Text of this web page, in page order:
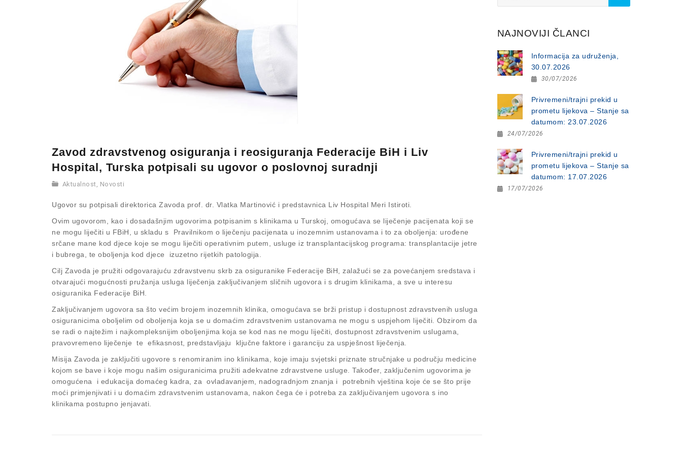
Zavod zdravstvenog osiguranja i reosiguranja Federacije BiH i Liv
Hospital, Turska potpisali su ugovor o poslovnoj suradnji
Aktualnost, Novosti
Ugovor su potpisali direktorica Zavoda prof. dr. Vlatka Martinović i predstavnica Liv Hospital Meri Istiroti.
Ovim ugovorom, kao i dosadašnjim ugovorima potpisanim s klinikama u Turskoj, omogućava se liječenje pacijenata koji se
ne mogu liječiti u FBiH, u skladu s Pravilnikom o liječenju pacijenata u inozemnim ustanovama i to za oboljenja: urođene
srčane mane kod djece koje se mogu liječiti operativnim putem, usluge iz transplantacijskog programa: transplantacije jetre
i bubrega, te oboljenja kod djece izuzetno rijetkih patologija.
Cilj Zavoda je pružiti odgovarajuću zdravstvenu skrb za osiguranike Federacije BiH, zalažući se za povećanjem sredstava i
otvarajući mogućnosti pružanja usluga liječenja zaključivanjem sličnih ugovora i s drugim klinikama, a sve u interesu
osiguranika Federacije BiH.
Zaključivanjem ugovora sa što većim brojem inozemnih klinika, omogućava se brži pristup i dostupnost zdravstvenih usluga
osiguranicima oboljelim od oboljenja koja se u domaćim zdravstvenim ustanovama ne mogu s uspjehom liječiti. Obzirom da
se radi o najtežim i najkompleksnijim oboljenjima koja se kod nas ne mogu liječiti, dostupnost zdravstvenim uslugama,
pravovremeno liječenje te efikasnost, predstavljaju ključne faktore i garanciju za uspješnost liječenja.
Misija Zavoda je zaključiti ugovore s renomiranim ino klinikama, koje imaju svjetski priznate stručnjake u području medicine
kojom se bave i koje mogu našim osiguranicima pružiti adekvatne zdravstvene usluge. Također, zaključenim ugovorima je
omogućena i edukacija domaćeg kadra, za ovladavanjem, nadogradnjom znanja i potrebnih vještina koje će se što prije
moći primjenjivati i u domaćim zdravstvenim ustanovama, nakon čega će i potreba za zaključivanjem ugovora s ino
klinikama postupno jenjavati.
NAJNOVIJI ČLANCI
Informacija za udruženja,
30.07.2026
30/07/2026
Privremeni/trajni prekid u
prometu lijekova – Stanje sa
datumom: 23.07.2026
24/07/2026
Privremeni/trajni prekid u
prometu lijekova – Stanje sa
datumom: 17.07.2026
17/07/2026